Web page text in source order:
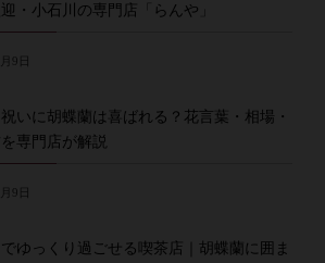
・小石川の専門店「らんや」
9日
いに胡蝶蘭は喜ばれる？花言葉・相場・
専門店が解説
9日
ゆっくり過ごせる喫茶店｜胡蝶蘭に囲ま